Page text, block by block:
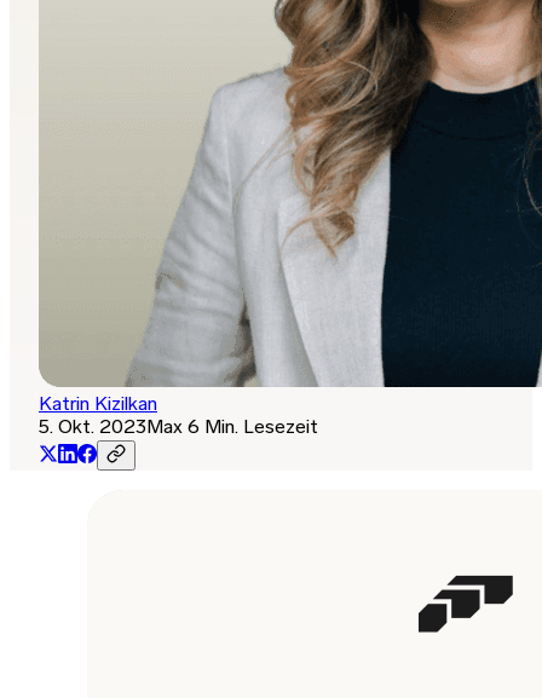
Katrin Kizilkan
5. Okt. 2023Max 6 Min. Lesezeit